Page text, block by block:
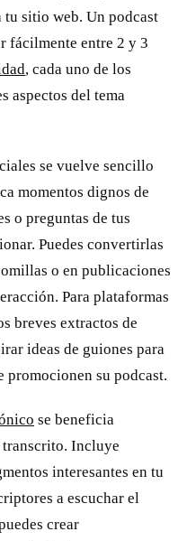
sitio web. Un podcast
fácilmente entre 2 y 3
, cada uno de los
aspectos del tema
se vuelve sencillo
momentos dignos de
o preguntas de tus
Puedes convertirlas
o en publicaciones
Para plataformas
breves extractos de
ideas de guiones para
promocionen su podcast.
se beneficia
Incluye
interesantes en tu
a escuchar el
crear